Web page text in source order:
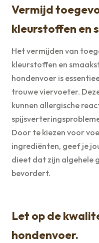
Vermijd
kleurstoffen en
Het vermijden van
kleurstoffen en
hondenvoer is
trouwe viervoeter.
kunnen allergische
Door te kiezen voor
ingrediënten, geef je
dieet dat zijn algehele
bevordert.
Let op de
hondenvoer.